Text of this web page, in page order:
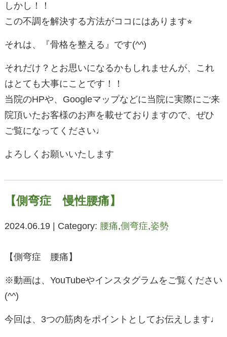
しかし！！
この不調を解決する方法がココにはあります⭐︎
それは、『骨格を整える』です(^^)
それだけ？とお思いになるかもしれませんが、これ
はとても大事にことです！！
当院のHPや、Googleマップなどに当院に実際にご来
院頂いたお客様のお声を載せておりますので、ぜひ
ご覧になってください♩
よろしくお願いいたします
【側弯症 慢性腰痛】
2024.06.19 | Category: 腰痛,側弯症,姿勢
【側弯症 腰痛】
※動画は、YouTubeやインスタグラムをご覧ください
(^^)
今回は、3つの筋肉をポイントとしてお伝えします♩